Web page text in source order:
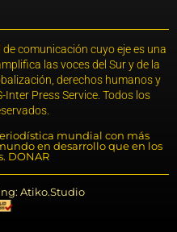
comunicación cuyo eje es una
las voces del Sur y de la
derechos humanos y
Press Service. Todos los
mundial con más
en desarrollo que en los
DONAR
Atiko.Studio